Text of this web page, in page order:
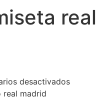
real
desactivadosen